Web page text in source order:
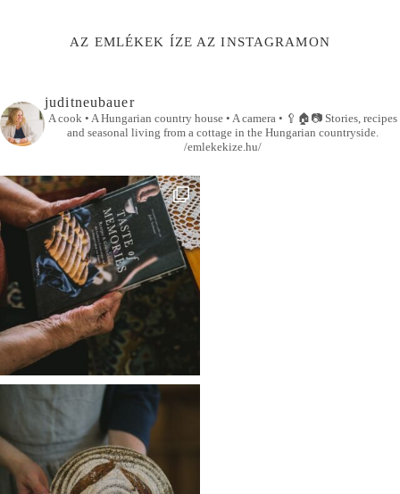
AZ EMLÉKEK ÍZE AZ INSTAGRAMON
juditneubauer
A cook • A Hungarian country house • A camera • 🥄🏠📷Stories, recipes
and seasonal living from a cottage in the Hungarian countryside.
/emlekekize.hu/